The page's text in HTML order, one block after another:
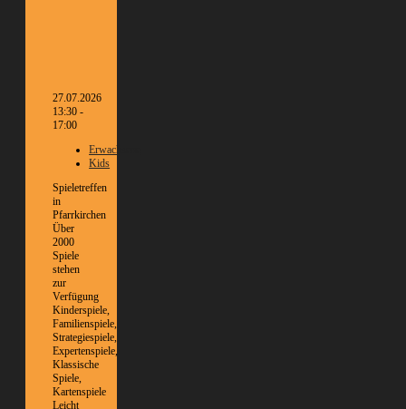
27.07.2026
13:30 -
17:00
Erwachsene
Kids
Spieletreffen
in
Pfarrkirchen
Über
2000
Spiele
stehen
zur
Verfügung
Kinderspiele,
Familienspiele,
Strategiespiele,
Expertenspiele,
Klassische
Spiele,
Kartenspiele
Leicht